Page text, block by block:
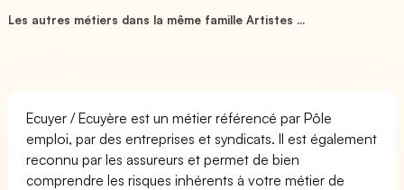
Les autres métiers dans la même famille Artistes ...
Ecuyer / Ecuyère est un métier référencé par Pôle
emploi, par des entreprises et syndicats. Il est également
reconnu par les assureurs et permet de bien
comprendre les risques inhérents à votre métier de